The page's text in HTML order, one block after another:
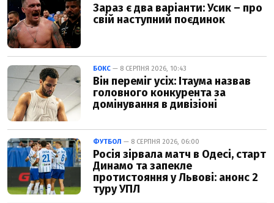
Зараз є два варіанти: Усик – про
свій наступний поєдинок
БОКС — 8 СЕРПНЯ 2026, 10:43
Він переміг усіх: Ітаума назвав
головного конкурента за
домінування в дивізіоні
ФУТБОЛ — 8 СЕРПНЯ 2026, 06:00
Росія зірвала матч в Одесі, старт
Динамо та запекле
протистояння у Львові: анонс 2
туру УПЛ